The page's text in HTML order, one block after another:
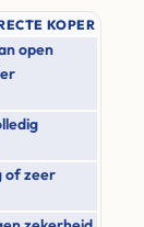
KOPER
open
of zeer